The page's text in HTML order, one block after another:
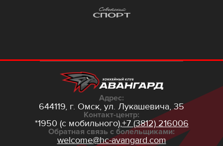
Адрес:
644119, г. Омск, ул. Лукашевича, 35
Контакт-центр:
*1950 (с мобильного),+7 (3812) 216006
Обратная связь с болельщиками:
welcome@hc-avangard.com